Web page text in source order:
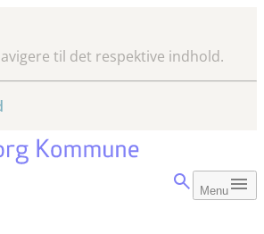
til det respektive indhold.
Menu